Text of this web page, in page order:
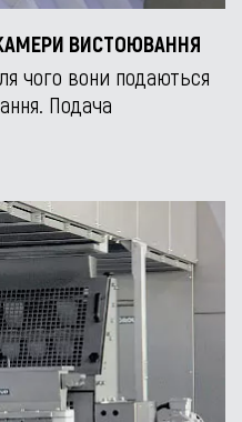
ВИСТОЮВАННЯ
чого вони подаються
Подача